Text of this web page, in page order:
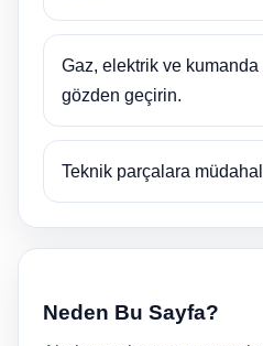
Gaz, elektrik ve kumanda
gözden geçirin.
Teknik parçalara
Neden Bu Sayfa?